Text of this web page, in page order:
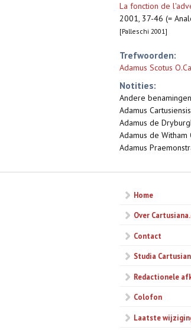
La fonction de
2001, 37-46 (=
[Palleschi 2001]
Trefwoorden:
Adamus Scotus
Notities:
Andere
Adamus
Adamus de
Adamus de Witham
Adamus
Home
Over
Contact
Studia
Redactionele
Colofon
Laatste